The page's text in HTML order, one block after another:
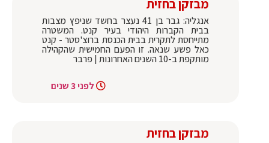
מבזקן בחזית
אנגליה: גבר בן 41 נעצר בחשד שניפץ מצבות
בבית הקברות היהודי בעיר קנט. המשטרה
מתייחסת לתקרית בבית הכנסת ברוצ'סטר - קנט
כאל פשע שנאה. זו הפעם החמישית שהקהילה
מותקפת ב-10 השנים האחרונות | פרבר
לפני 3 שנים
מבזקן בחזית